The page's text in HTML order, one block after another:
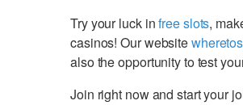
Try your luck infree slots,
casinos! Our website
also the opportunity to test
Join right now and start your